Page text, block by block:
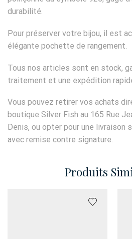
durabilité.
Pour préserver votre bijou, il est
élégante pochette de rangement.
Tous nos articles sont en stock,
traitement et une expédition
Vous pouvez retirer vos achats
boutique Silver Fish au 165 Rue
Denis, ou opter pour une livraison
avec remise contre signature.
Produits